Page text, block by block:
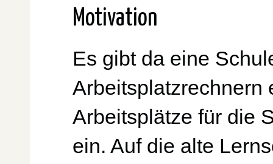
Motivation
Es gibt da eine
Arbeitsplatzrechnern
Arbeitsplätze für die
ein. Auf die alte